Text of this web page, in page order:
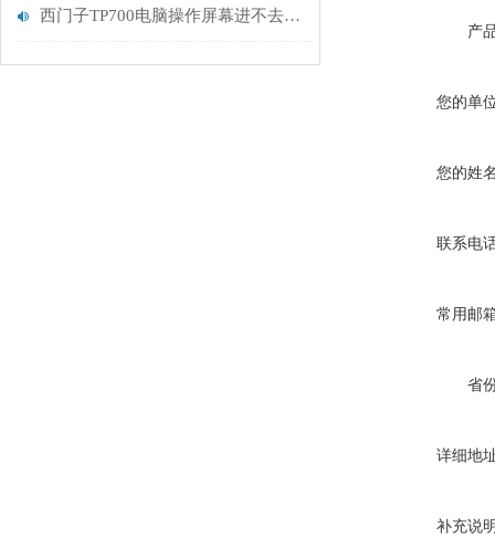
西门子TP700电脑操作屏幕进不去系统处理
产
您的单
您的姓
联系电
常用邮
省
详细地
补充说